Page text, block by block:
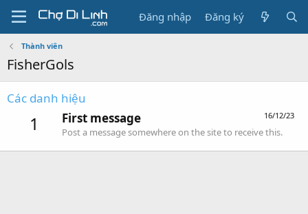
Đăng nhập Đăng ký
Thành viên
FisherGols
Các danh hiệu
1 16/12/23
First message
Post a message somewhere on the site to receive this.